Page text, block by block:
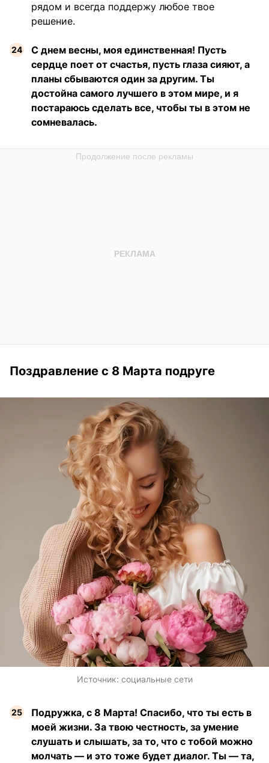
рядом и всегда поддержу любое твое
решение.
С днем весны, моя единственная! Пусть
сердце поет от счастья, пусть глаза сияют, а
планы сбываются один за другим. Ты
достойна самого лучшего в этом мире, и я
постараюсь сделать все, чтобы ты в этом не
сомневалась.
Поздравление с 8 Марта подруге
Источник: социальные сети
Подружка, с 8 Марта! Спасибо, что ты есть в
моей жизни. За твою честность, за умение
слушать и слышать, за то, что с тобой можно
молчать — и это тоже будет диалог. Ты — та,